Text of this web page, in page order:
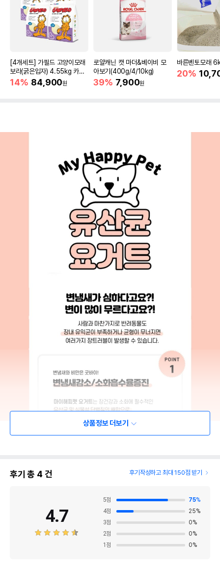
[4개세트] 가필드 고양이모래
보라(굵은입자) 4.55kg 카사
바모래
14% 84,900원
로얄캐닌 캣 마더&베이비 모
아보기(400g/4/10kg)
39% 7,900원
바른벤토모래
20%
상품정보 더보기
후기 총 4 건 후기작성하고 최대 150점 받기
4.7
5점 75%
4점 25%
3점 0%
2점 0%
1 점 0%